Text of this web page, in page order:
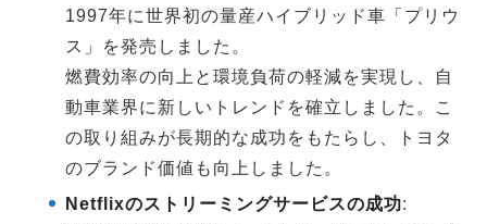
1997年に世界初の量産ハイブリッド車「プリウ
ス」を発売しました。
燃費効率の向上と環境負荷の軽減を実現し、自
動車業界に新しいトレンドを確立しました。こ
の取り組みが長期的な成功をもたらし、トヨタ
のブランド価値も向上しました。
Netflixのストリーミングサービスの成功: